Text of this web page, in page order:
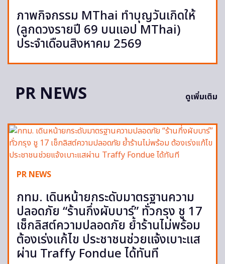
ภาพกิจกรรม MThai ทำบุญวันเกิดให้
(ลูกดวงรายปี 69 บนแอป MThai)
ประจำเดือนสิงหาคม 2569
PR NEWS ดูเพิ่มเติม
PR NEWS
กทม. เดินหน้ายกระดับมาตรฐานความ
ปลอดภัย “ร้านกึ่งผับบาร์” ทั่วกรุง ชู 17
เช็กลิสต์ความปลอดภัย ย้ำร้านไม่พร้อม
ต้องเร่งแก้ไข ประชาชนช่วยแจ้งเบาะแส
ผ่าน Traffy Fondue ได้ทันที